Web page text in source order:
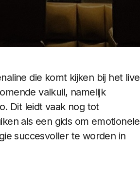
die komt kijken bij het live
valkuil, namelijk
Dit leidt vaak nog tot
als een gids om emotionele
succesvoller te worden in